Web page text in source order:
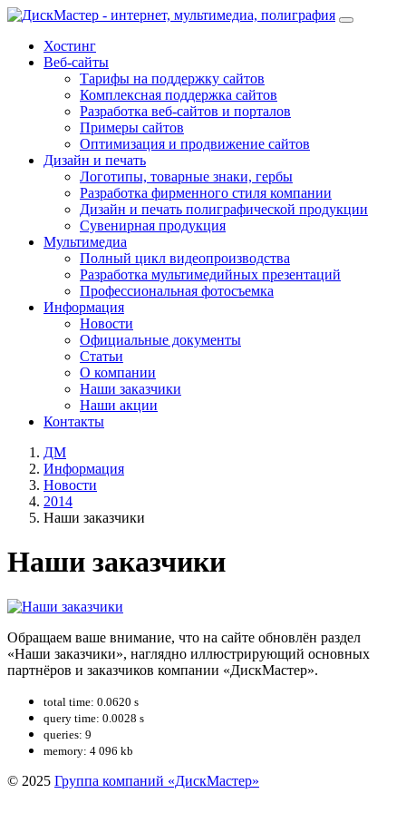
Хостинг
Веб-сайты
Тарифы на поддержку сайтов
Комплексная поддержка сайтов
Разработка веб-сайтов и порталов
Примеры сайтов
Оптимизация и продвижение сайтов
Дизайн и печать
Логотипы, товарные знаки, гербы
Разработка фирменного стиля компании
Дизайн и печать полиграфической продукции
Сувенирная продукция
Мультимедиа
Полный цикл видеопроизводства
Разработка мультимедийных презентаций
Профессиональная фотосъемка
Информация
Новости
Официальные документы
Статьи
О компании
Наши заказчики
Наши акции
Контакты
ДМ
Информация
Новости
2014
Наши заказчики
Наши заказчики
Обращаем ваше внимание, что на сайте обновлён раздел
«Наши заказчики», наглядно иллюстрирующий основных
партнёров и заказчиков компании «ДискМастер».
total time: 0.0620 s
query time: 0.0028 s
queries: 9
memory: 4 096 kb
© 2025 Группа компаний «ДискМастер»